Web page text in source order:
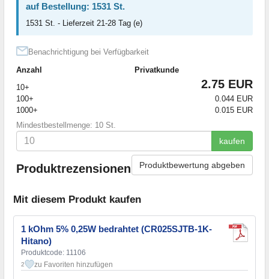
auf Bestellung: 1531 St.
1531 St. - Lieferzeit 21-28 Tag (e)
Benachrichtigung bei Verfügbarkeit
Anzahl
Privatkunde
10+
2.75 EUR
100+
0.044 EUR
1000+
0.015 EUR
Mindestbestellmenge: 10 St.
kaufen
Produktrezensionen Produktbewertung abgeben
Mit diesem Produkt kaufen
1 kOhm 5% 0,25W bedrahtet (CR025SJTB-1K-
Hitano)
Produktcode: 11106
2 zu Favoriten hinzufügen